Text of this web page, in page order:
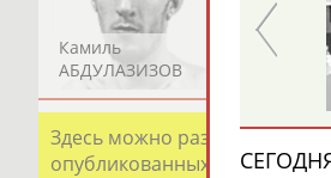
Камиль
АБДУЛАЗИЗОВ
Загалав
Здесь можно разместить
опубликованных записях.
Валерий